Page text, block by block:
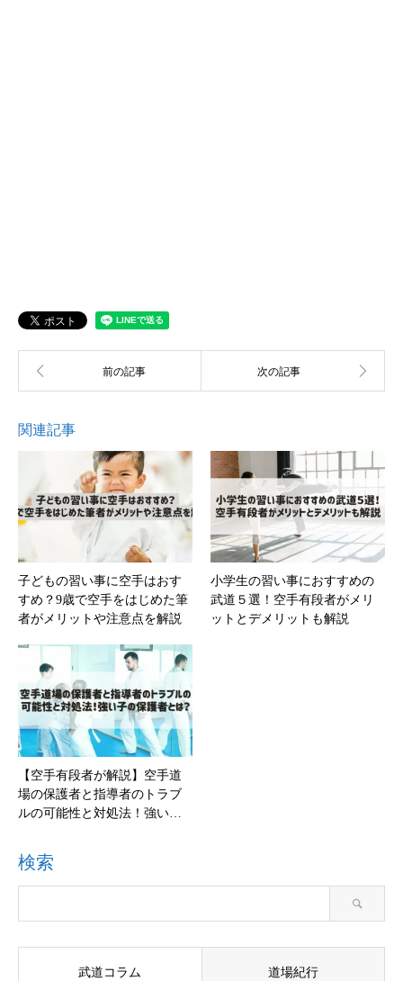
関連記事
子どもの習い事に空手はおす
すめ？9歳で空手をはじめた筆
者がメリットや注意点を解説
小学生の習い事におすすめの
武道５選！空手有段者がメリ
ットとデメリットも解説
【空手有段者が解説】空手道
場の保護者と指導者のトラブ
ルの可能性と対処法！強い…
検索
武道コラム 道場紀行